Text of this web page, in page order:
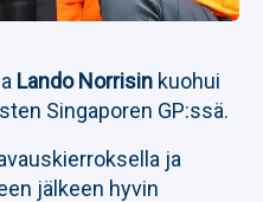
Lando Norrisin kuohui
Singaporen GP:ssä.
ja
jälkeen hyvin